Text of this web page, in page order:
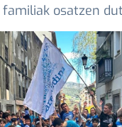
osatzen